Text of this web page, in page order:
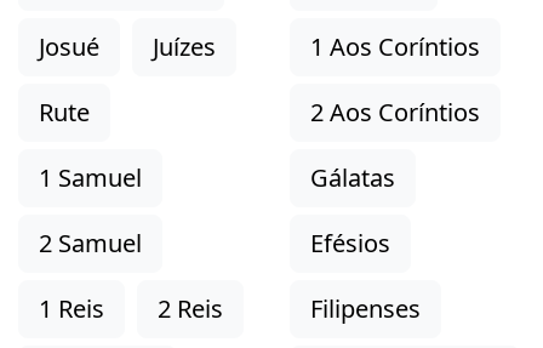
Josué
Juízes
Rute
1 Samuel
2 Samuel
1 Reis
2 Reis
1 Aos Coríntios
2 Aos Coríntios
Gálatas
Efésios
Filipenses